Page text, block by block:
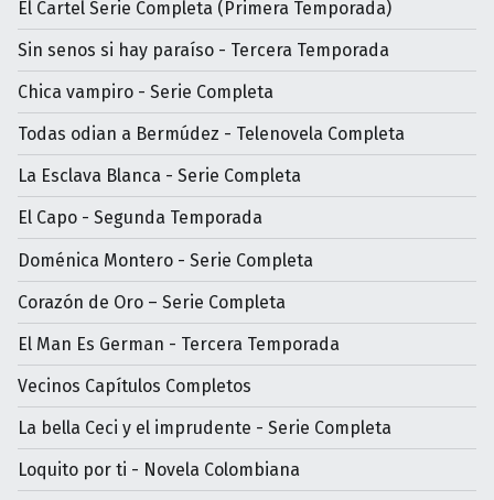
El Cartel Serie Completa (Primera Temporada)
Sin senos si hay paraíso - Tercera Temporada
Chica vampiro - Serie Completa
Todas odian a Bermúdez - Telenovela Completa
La Esclava Blanca - Serie Completa
El Capo - Segunda Temporada
Doménica Montero - Serie Completa
Corazón de Oro – Serie Completa
El Man Es German - Tercera Temporada
Vecinos Capítulos Completos
La bella Ceci y el imprudente - Serie Completa
Loquito por ti - Novela Colombiana